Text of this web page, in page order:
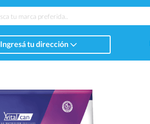
Ingresá tu dirección